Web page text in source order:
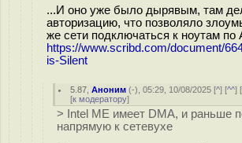
...И оно уже было дырявым, там
авторизацию, что позволяло
же сети подключаться к ноутам по
https://www.scribd.com/document/
is-Silent
5.87 ,Аноним (-), 05:29, 10/08/2025 [^] [^^] [
[к модератору]
> Intel ME имеет DMA, и раньше
напрямую к сетевухе